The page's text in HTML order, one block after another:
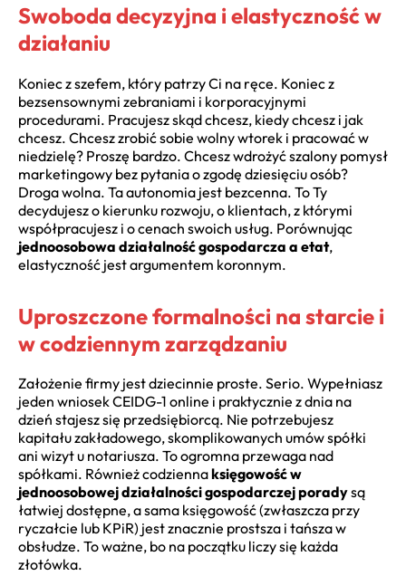
Swoboda decyzyjna i elastyczność w
działaniu
Koniec z szefem, który patrzy Ci na ręce. Koniec z
bezsensownymi zebraniami i korporacyjnymi
procedurami. Pracujesz skąd chcesz, kiedy chcesz i jak
chcesz. Chcesz zrobić sobie wolny wtorek i pracować w
niedzielę? Proszę bardzo. Chcesz wdrożyć szalony pomysł
marketingowy bez pytania o zgodę dziesięciu osób?
Droga wolna. Ta autonomia jest bezcenna. To Ty
decydujesz o kierunku rozwoju, o klientach, z którymi
współpracujesz i o cenach swoich usług. Porównując
jednoosobowa działalność gospodarcza a etat,
elastyczność jest argumentem koronnym.
Uproszczone formalności na starcie i
w codziennym zarządzaniu
Założenie firmy jest dziecinnie proste. Serio. Wypełniasz
jeden wniosek CEIDG-1 online i praktycznie z dnia na
dzień stajesz się przedsiębiorcą. Nie potrzebujesz
kapitału zakładowego, skomplikowanych umów spółki
ani wizyt u notariusza. To ogromna przewaga nad
spółkami. Również codziennaksięgowość w
jednoosobowej działalności gospodarczej poradysą
łatwiej dostępne, a sama księgowość (zwłaszcza przy
ryczałcie lub KPiR) jest znacznie prostsza i tańsza w
obsłudze. To ważne, bo na początku liczy się każda
złotówka.